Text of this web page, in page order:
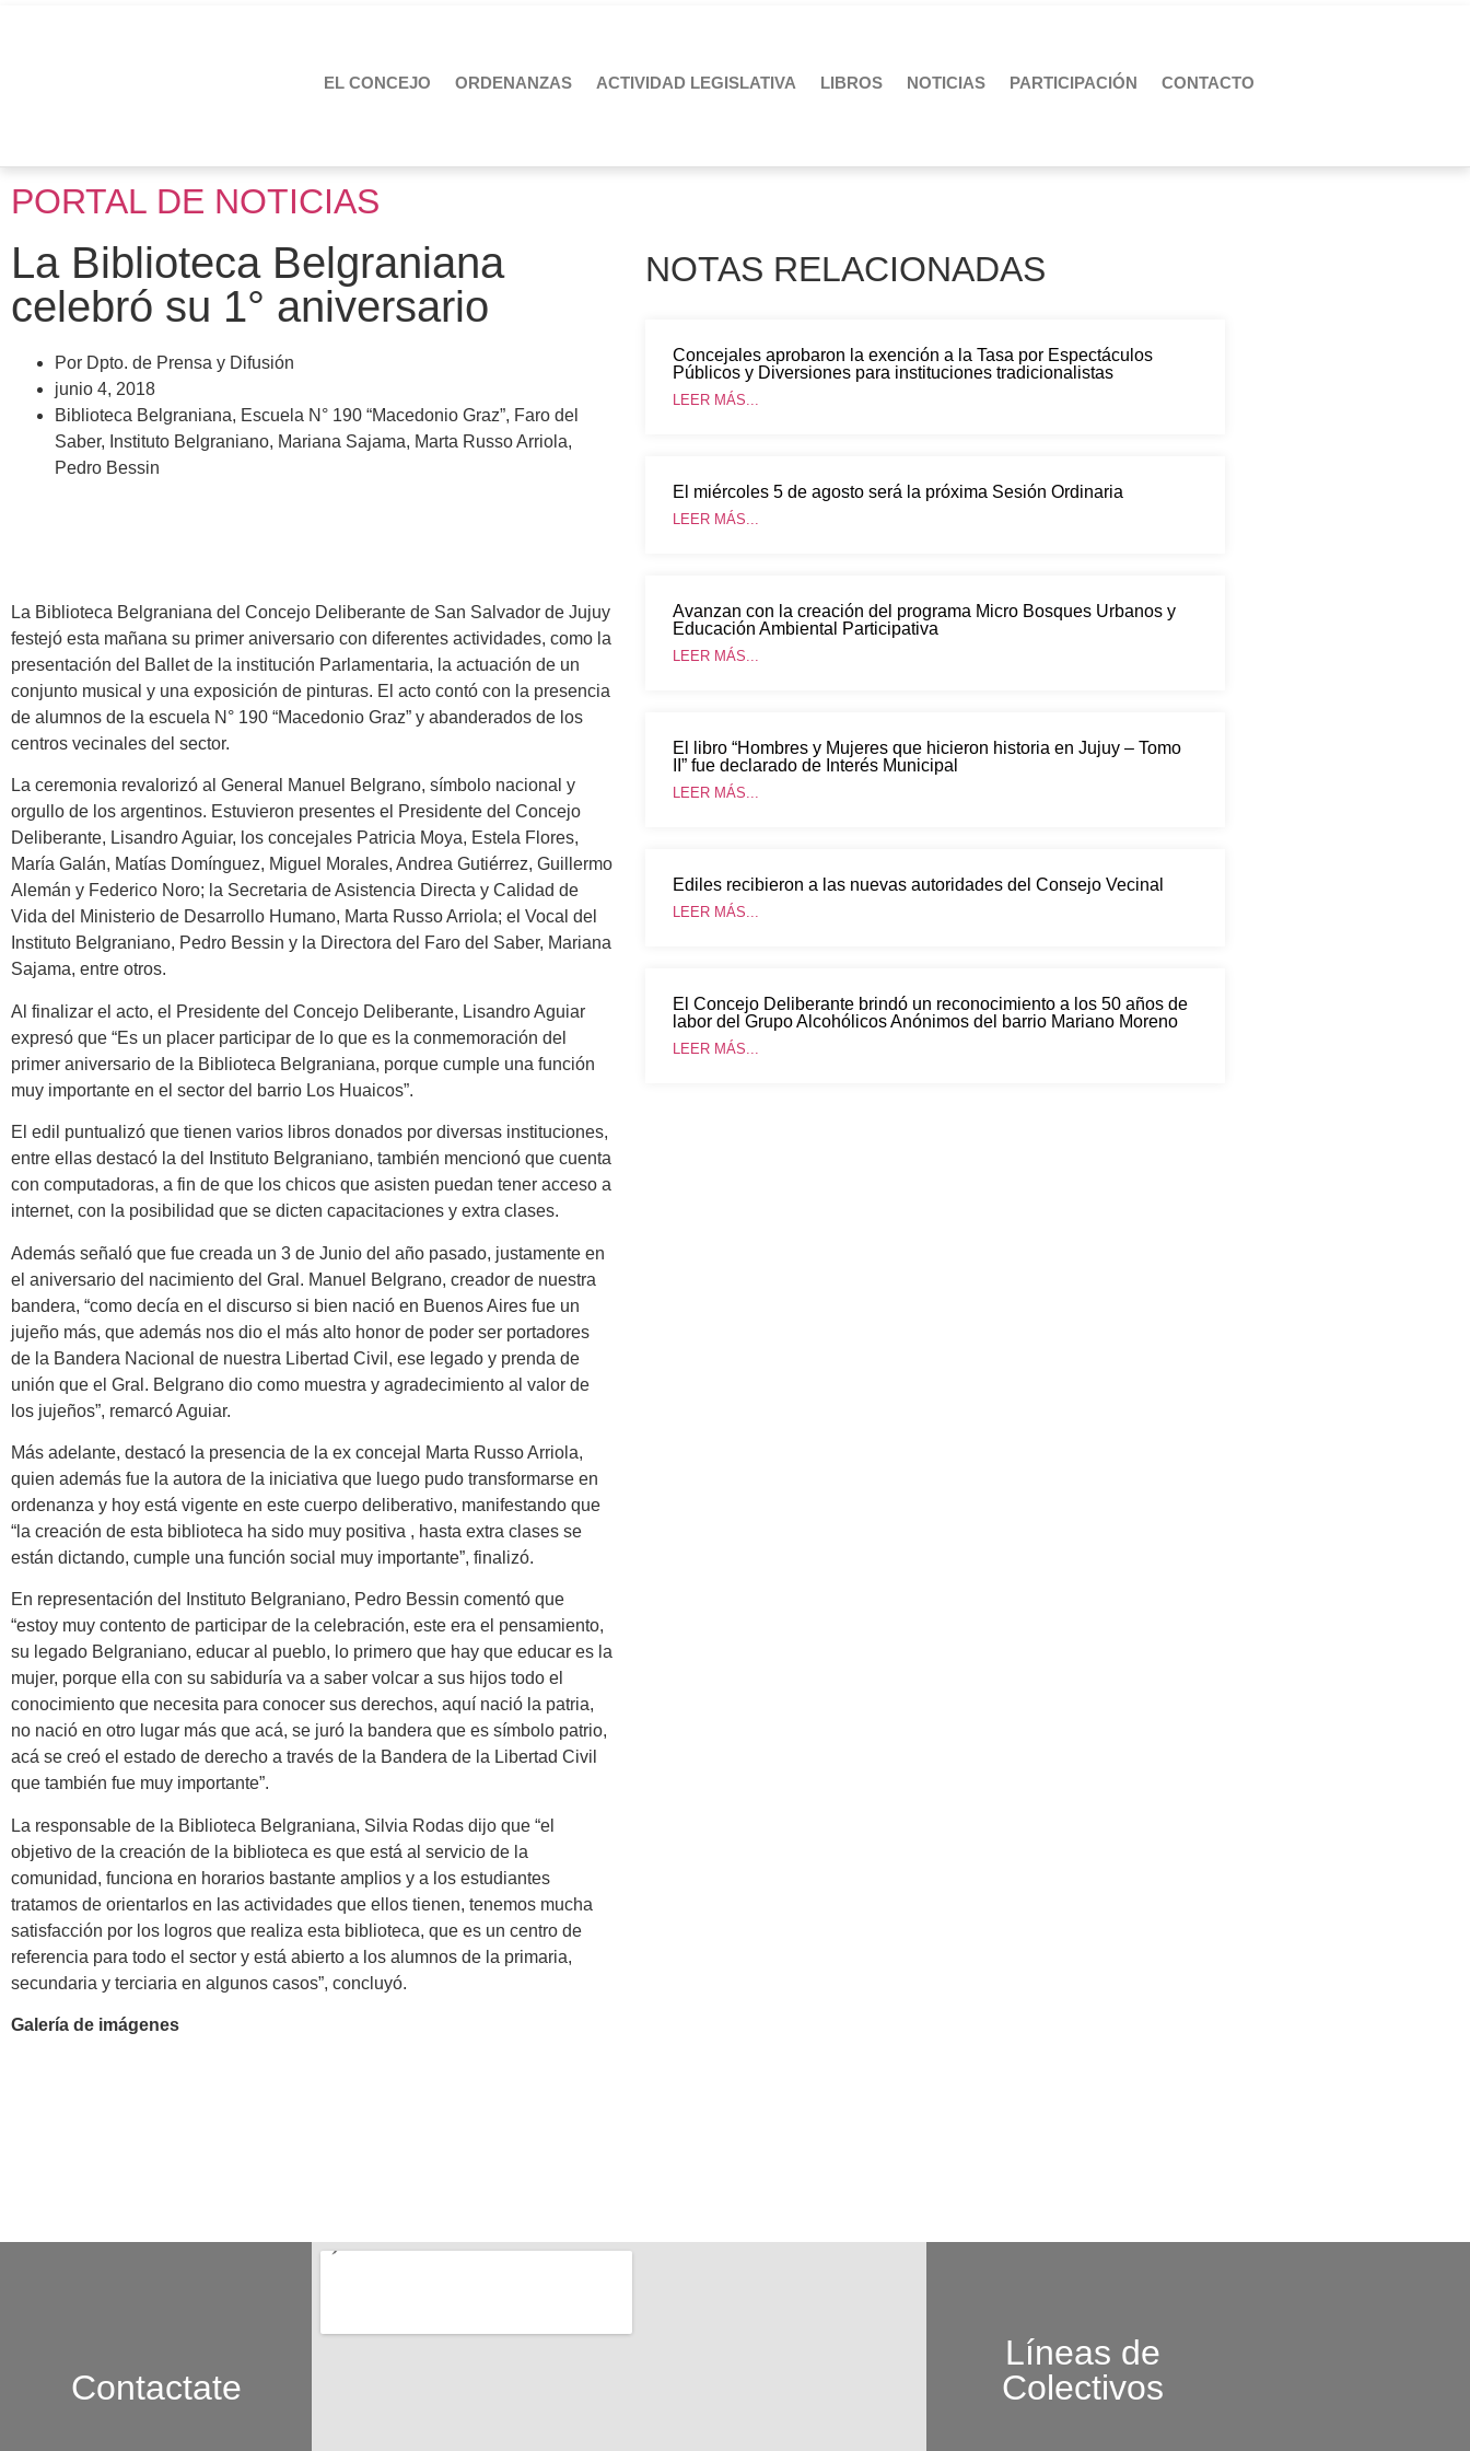
EL CONCEJO ORDENANZAS ACTIVIDAD LEGISLATIVA LIBROS NOTICIAS PARTICIPACIÓN CONTACTO
PORTAL DE NOTICIAS
La Biblioteca Belgraniana
celebró su 1° aniversario
Por Dpto. de Prensa y Difusión
junio 4, 2018
Biblioteca Belgraniana, Escuela N° 190 “Macedonio Graz”, Faro del
Saber, Instituto Belgraniano, Mariana Sajama, Marta Russo Arriola,
Pedro Bessin
La Biblioteca Belgraniana del Concejo Deliberante de San Salvador de Jujuy
festejó esta mañana su primer aniversario con diferentes actividades, como la
presentación del Ballet de la institución Parlamentaria, la actuación de un
conjunto musical y una exposición de pinturas. El acto contó con la presencia
de alumnos de la escuela N° 190 “Macedonio Graz” y abanderados de los
centros vecinales del sector.
La ceremonia revalorizó al General Manuel Belgrano, símbolo nacional y
orgullo de los argentinos. Estuvieron presentes el Presidente del Concejo
Deliberante, Lisandro Aguiar, los concejales Patricia Moya, Estela Flores,
María Galán, Matías Domínguez, Miguel Morales, Andrea Gutiérrez, Guillermo
Alemán y Federico Noro; la Secretaria de Asistencia Directa y Calidad de
Vida del Ministerio de Desarrollo Humano, Marta Russo Arriola; el Vocal del
Instituto Belgraniano, Pedro Bessin y la Directora del Faro del Saber, Mariana
Sajama, entre otros.
Al finalizar el acto, el Presidente del Concejo Deliberante, Lisandro Aguiar
expresó que “Es un placer participar de lo que es la conmemoración del
primer aniversario de la Biblioteca Belgraniana, porque cumple una función
muy importante en el sector del barrio Los Huaicos”.
El edil puntualizó que tienen varios libros donados por diversas instituciones,
entre ellas destacó la del Instituto Belgraniano, también mencionó que cuenta
con computadoras, a fin de que los chicos que asisten puedan tener acceso a
internet, con la posibilidad que se dicten capacitaciones y extra clases.
Además señaló que fue creada un 3 de Junio del año pasado, justamente en
el aniversario del nacimiento del Gral. Manuel Belgrano, creador de nuestra
bandera, “como decía en el discurso si bien nació en Buenos Aires fue un
jujeño más, que además nos dio el más alto honor de poder ser portadores
de la Bandera Nacional de nuestra Libertad Civil, ese legado y prenda de
unión que el Gral. Belgrano dio como muestra y agradecimiento al valor de
los jujeños”, remarcó Aguiar.
Más adelante, destacó la presencia de la ex concejal Marta Russo Arriola,
quien además fue la autora de la iniciativa que luego pudo transformarse en
ordenanza y hoy está vigente en este cuerpo deliberativo, manifestando que
“la creación de esta biblioteca ha sido muy positiva , hasta extra clases se
están dictando, cumple una función social muy importante”, finalizó.
En representación del Instituto Belgraniano, Pedro Bessin comentó que
“estoy muy contento de participar de la celebración, este era el pensamiento,
su legado Belgraniano, educar al pueblo, lo primero que hay que educar es la
mujer, porque ella con su sabiduría va a saber volcar a sus hijos todo el
conocimiento que necesita para conocer sus derechos, aquí nació la patria,
no nació en otro lugar más que acá, se juró la bandera que es símbolo patrio,
acá se creó el estado de derecho a través de la Bandera de la Libertad Civil
que también fue muy importante”.
La responsable de la Biblioteca Belgraniana, Silvia Rodas dijo que “el
objetivo de la creación de la biblioteca es que está al servicio de la
comunidad, funciona en horarios bastante amplios y a los estudiantes
tratamos de orientarlos en las actividades que ellos tienen, tenemos mucha
satisfacción por los logros que realiza esta biblioteca, que es un centro de
referencia para todo el sector y está abierto a los alumnos de la primaria,
secundaria y terciaria en algunos casos”, concluyó.
Galería de imágenes
NOTAS RELACIONADAS
Concejales aprobaron la exención a la Tasa por Espectáculos
Públicos y Diversiones para instituciones tradicionalistas
LEER MÁS...
El miércoles 5 de agosto será la próxima Sesión Ordinaria
LEER MÁS...
Avanzan con la creación del programa Micro Bosques Urbanos y
Educación Ambiental Participativa
LEER MÁS...
El libro “Hombres y Mujeres que hicieron historia en Jujuy – Tomo
II” fue declarado de Interés Municipal
LEER MÁS...
Ediles recibieron a las nuevas autoridades del Consejo Vecinal
LEER MÁS...
El Concejo Deliberante brindó un reconocimiento a los 50 años de
labor del Grupo Alcohólicos Anónimos del barrio Mariano Moreno
LEER MÁS...
Contactate
Líneas de
Colectivos